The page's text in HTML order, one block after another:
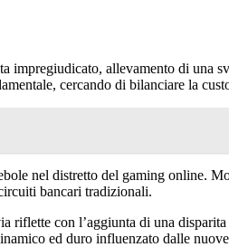
impregiudicato, allevamento di una
cercando di bilanciare la
nel distretto del gaming online.
bancari tradizionali.
con l’aggiunta di una
ed duro influenzato dalle